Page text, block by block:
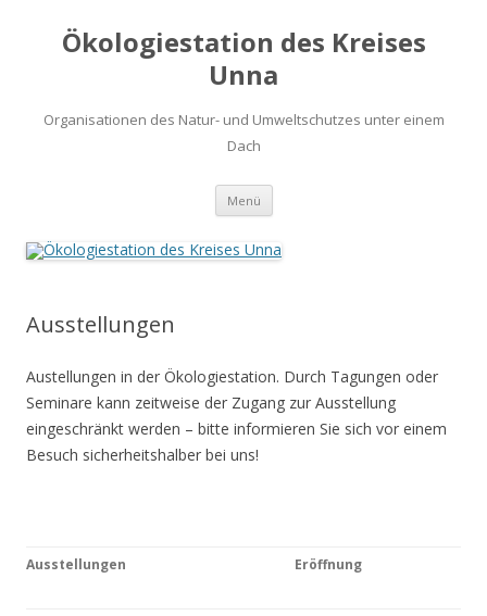
Ökologiestation des Kreises
Unna
Organisationen des Natur- und Umweltschutzes unter einem
Dach
Menü Zum
springen
Ausstellungen
Austellungen in der Ökologiestation. Durch Tagungen oder
Seminare kann zeitweise der Zugang zur Ausstellung
eingeschränkt werden – bitte informieren Sie sich vor einem
Besuch sicherheitshalber bei uns!
Ausstellungen Eröffnung